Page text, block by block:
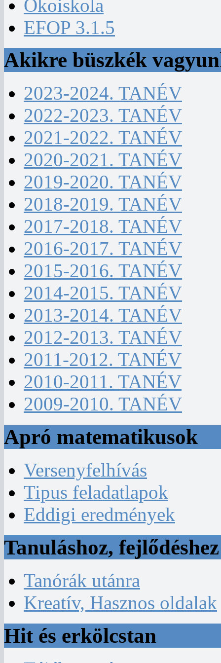
Ökoiskola
EFOP 3.1.5
Akikre büszkék
2023-2024. TANÉV
2022-2023. TANÉV
2021-2022. TANÉV
2020-2021. TANÉV
2019-2020. TANÉV
2018-2019. TANÉV
2017-2018. TANÉV
2016-2017. TANÉV
2015-2016. TANÉV
2014-2015. TANÉV
2013-2014. TANÉV
2012-2013. TANÉV
2011-2012. TANÉV
2010-2011. TANÉV
2009-2010. TANÉV
Apró matematikusok
Versenyfelhívás
Tipus feladatlapok
Eddigi eredmények
Tanuláshoz, fejlődéshez
Tanórák utánra
Kreatív, Hasznos oldalak
Hit és erkölcstan